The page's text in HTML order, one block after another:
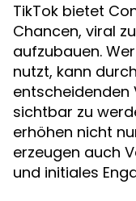
TikTok bietet
Chancen, viral
aufzubauen.
nutzt, kann durch
entscheidenden
sichtbar zu
erhöhen nicht
erzeugen auch
und initiales